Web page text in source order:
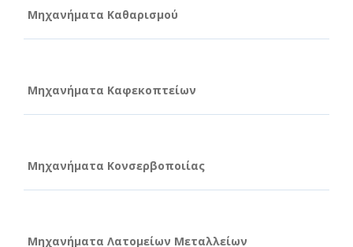
Μηχανήματα Καθαρισμού
Μηχανήματα Καφεκοπτείων
Μηχανήματα Κονσερβοποιίας
Μηχανήματα Λατομείων Μεταλλείων